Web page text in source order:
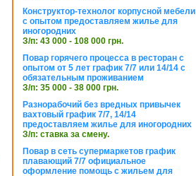
Конструктор-технолог корпусной мебели
с опытом предоставляем жилье для
иногородних
З/п: 43 000 - 108 000 грн.
Повар горячего процесса в ресторан с
опытом от 5 лет график 7/7 или 14/14 с
обязательным проживанием
З/п: 35 000 - 38 000 грн.
Разнорабочий без вредных привычек
вахтовый график 7/7, 14/14
предоставляем жилье для иногородних
З/п: ставка за смену.
Повар в сеть супермаркетов график
плавающий 7/7 официальное
оформление помощь с жильем для